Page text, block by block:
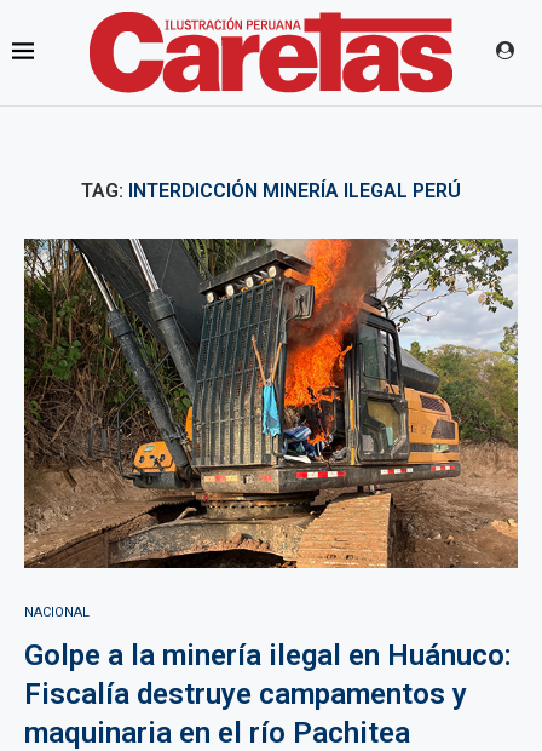
TAG: INTERDICCIÓN MINERÍA ILEGAL PERÚ
NACIONAL
Golpe a la minería ilegal en Huánuco:
Fiscalía destruye campamentos y
maquinaria en el río Pachitea